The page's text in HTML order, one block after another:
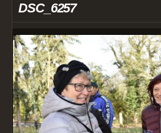
DSC_6257